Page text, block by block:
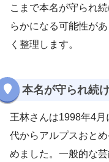
こまで本名が守られ
らかになる可能性が
く整理します。
本名が守られ続
王林さんは1998年4
代からアルプスおと
めました。一般的な